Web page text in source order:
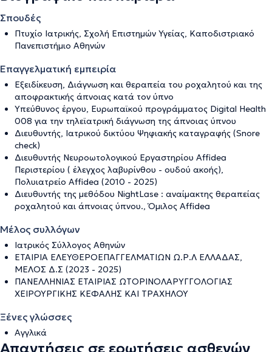
Σπουδές
Πτυχίο Ιατρικής, Σχολή Επιστημών Υγείας, Καποδιστριακό
Πανεπιστήμιο Αθηνών
Επαγγελματική εμπειρία
Εξειδίκευση, Διάγνωση και θεραπεία του ροχαλητού και της
αποφρακτικής άπνοιας κατά τον ύπνο
Υπεύθυνος έργου, Ευρωπαϊκού προγράμματος Digital Health
008 για την τηλεϊατρική διάγνωση της άπνοιας ύπνου
Διευθυντής, Ιατρικού δικτύου Ψηφιακής καταγραφής (Snore
check)
Διευθυντής Νευροωτολογικού Εργαστηρίου Affidea
Περιστερίου ( έλεγχος λαβυρίνθου - ουδού ακοής),
Πολυιατρείο Affidea (2010 - 2025)
Διευθυντής της μεθόδου NightLase : αναίμακτης θεραπείας
ροχαλητού και άπνοιας ύπνου., Όμιλος Affidea
Μέλος συλλόγων
Ιατρικός Σύλλογος Αθηνών
ΕΤΑΙΡΙΑ ΕΛΕΥΘΕΡΟΕΠΑΓΓΕΛΜΑΤΙΩΝ Ω.Ρ.Λ ΕΛΛΑΔΑΣ,
ΜΕΛΟΣ Δ.Σ (2023 - 2025)
ΠΑΝΕΛΛΗΝΙΑΣ ΕΤΑΙΡΙΑΣ ΩΤΟΡΙΝΟΛΑΡΥΓΓΟΛΟΓΙΑΣ
ΧΕΙΡΟΥΡΓΙΚΗΣ ΚΕΦΑΛΗΣ ΚΑΙ ΤΡΑΧΗΛΟΥ
Ξένες γλώσσες
Αγγλικά
Απαντήσεις σε ερωτήσεις ασθενών